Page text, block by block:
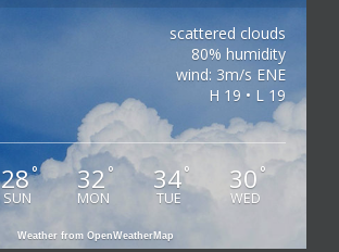
scattered clouds
80% humidity
wind: 3m/s ENE
H 19 • L 19
28°
SUN
32°
MON
34°
TUE
30 °
WED
Weather from OpenWeatherMap